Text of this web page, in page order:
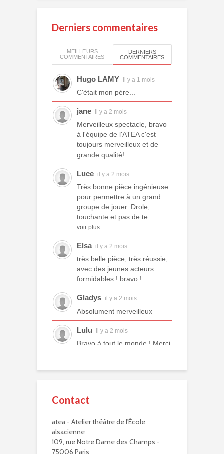
Derniers commentaires
MEILLEURS
COMMENTAIRES
DERNIERS
COMMENTAIRES
Hugo LAMY il y a 1 mois
C'était mon père...
jane il y a 2 mois
Merveilleux spectacle, bravo
à l'équipe de l'ATEA c'est
toujours merveilleux et de
grande qualité!
Luce il y a 2 mois
Très bonne pièce ingénieuse
pour permettre à un grand
groupe de jouer. Drole,
touchante et pas de te...
voir plus
Elsa il y a 2 mois
très belle pièce, très réussie,
avec des jeunes acteurs
formidables ! bravo !
Gladys il y a 2 mois
Absolument merveilleux
Lulu il y a 2 mois
Bravo à tout le monde ! Merci
Bravo à eux. Bravo à vous !
Virginie Delisle il y a 3 mois
Contact
atea - Atelier théâtre de l'École
alsacienne
109, rue Notre Dame des Champs -
75006 Paris